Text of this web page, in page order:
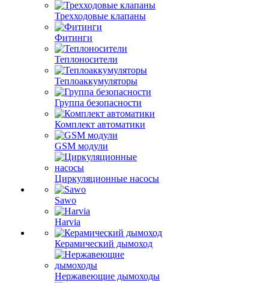
Трехходовые клапаны
Фитинги
Теплоносители
Теплоаккумуляторы
Группа безопасности
Комплект автоматики
GSM модули
Циркуляционные насосы
Sawo
Harvia
Керамический дымоход
Нержавеющие дымоходы